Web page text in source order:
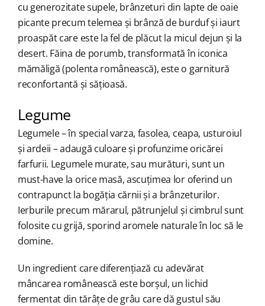
cu generozitate supele, brânzeturi din lapte de oaie
picante precum telemea și brânză de burduf și iaurt
proaspăt care este la fel de plăcut la micul dejun și la
desert. Făina de porumb, transformată în iconica
mămăligă (polenta românească), este o garnitură
reconfortantă și sățioasă.
Legume
Legumele – în special varza, fasolea, ceapa, usturoiul
și ardeii – adaugă culoare și profunzime oricărei
farfurii. Legumele murate, sau murături, sunt un
must-have la orice masă, ascuțimea lor oferind un
contrapunct la bogăția cărnii și a brânzeturilor.
Ierburile precum mărarul, pătrunjelul și cimbrul sunt
folosite cu grijă, sporind aromele naturale în loc să le
domine.
Un ingredient care diferențiază cu adevărat
mâncarea românească este borșul, un lichid
fermentat din tărâțe de grâu care dă gustul său